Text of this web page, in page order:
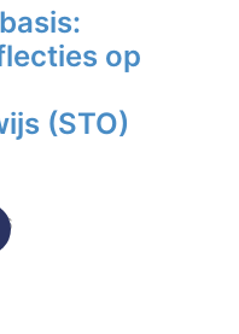
op
(STO)